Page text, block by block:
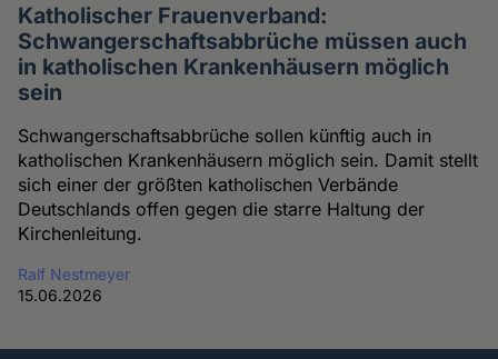
Katholischer Frauenverband:
Schwangerschaftsabbrüche müssen auch
in katholischen Krankenhäusern möglich
sein
Schwangerschaftsabbrüche sollen künftig auch in
katholischen Krankenhäusern möglich sein. Damit stellt
sich einer der größten katholischen Verbände
Deutschlands offen gegen die starre Haltung der
Kirchenleitung.
Ralf Nestmeyer
15.06.2026